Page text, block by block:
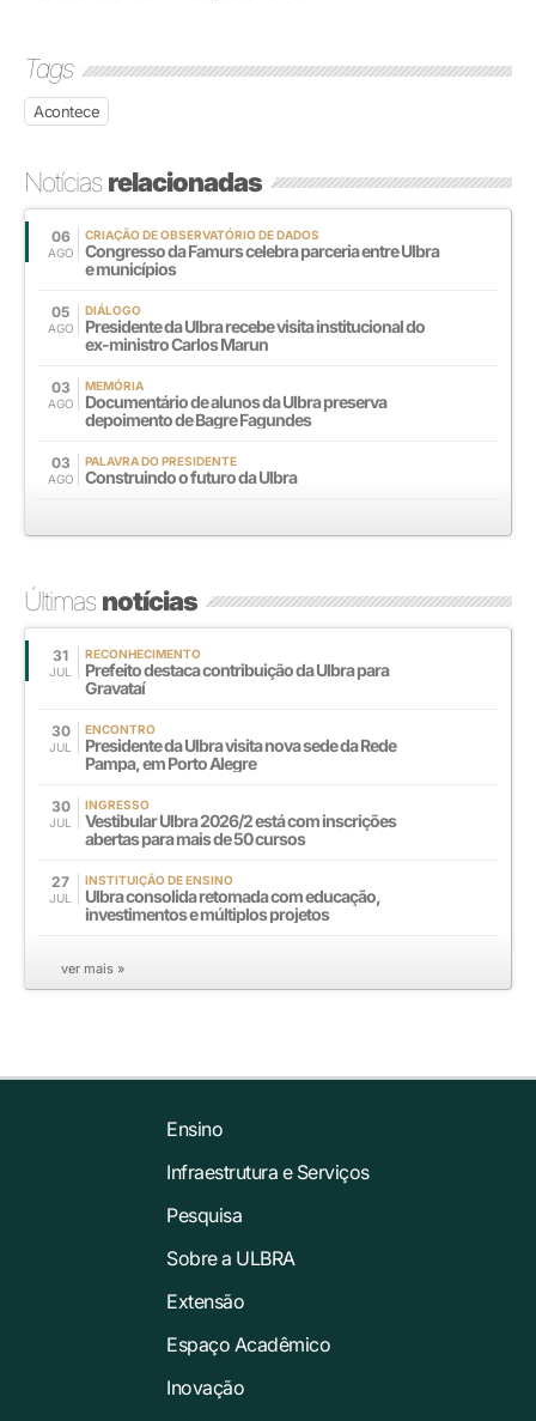
Tags
Acontece
Notíciasrelacionadas
06
AGO
CRIAÇÃO DE OBSERVATÓRIO DE DADOS
Congresso da Famurs celebra parceria entre Ulbra
e municípios
05
AGO
DIÁLOGO
Presidente da Ulbra recebe visita institucional do
ex-ministro Carlos Marun
03
AGO
MEMÓRIA
Documentário de alunos da Ulbra preserva
depoimento de Bagre Fagundes
03
AGO
PALAVRA DO PRESIDENTE
Construindo o futuro da Ulbra
Últimasnotícias
31
JUL
RECONHECIMENTO
Prefeito destaca contribuição da Ulbra para
Gravataí
30
JUL
ENCONTRO
Presidente da Ulbra visita nova sede da Rede
Pampa, em Porto Alegre
30
JUL
INGRESSO
Vestibular Ulbra 2026/2 está com inscrições
abertas para mais de 50 cursos
27
JUL
INSTITUIÇÃO DE ENSINO
Ulbra consolida retomada com educação,
investimentos e múltiplos projetos
ver mais »
Ensino
Infraestrutura e Serviços
Pesquisa
Sobre a ULBRA
Extensão
Espaço Acadêmico
Inovação